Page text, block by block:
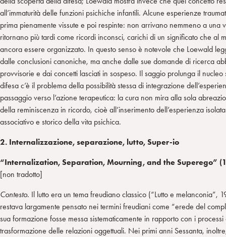
all’immaturità delle funzioni psichiche infantili. Alcune esperienze
prima pienamente vissute e poi respinte: non arrivano nemmeno a una
ritornano più tardi come ricordi inconsci, carichi di un significato che al
ancora essere organizzato. In questo senso è notevole che Loewald
dalle conclusioni canoniche, ma anche dalle sue domande di ricerca
provvisorie e dai concetti lasciati in sospeso. Il saggio prolunga il
difesa c’è il problema della possibilità stessa di integrazione
passaggio verso l’azione terapeutica: la cura non mira alla sola
della reminiscenza in ricordo, cioè all’inserimento dell’esperienza
associativo e storico della vita psichica.
2. Internalizzazione, separazione, lutto, Super-io
“Internalization, Separation, Mourning, and the Superego”
[non tradotto]
Contesto. Il lutto era un tema freudiano classico (“Lutto e melanconia”,
restava largamente pensato nei termini freudiani come “erede del
sua formazione fosse messa sistematicamente in rapporto con i
trasformazione delle relazioni oggettuali. Nei primi anni Sessanta,